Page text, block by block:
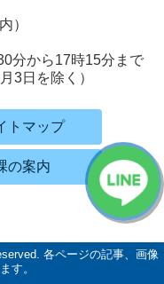
）
分から17時15分まで
3日を除く）
トマップ
の案内
各ページの記事、画像
す。